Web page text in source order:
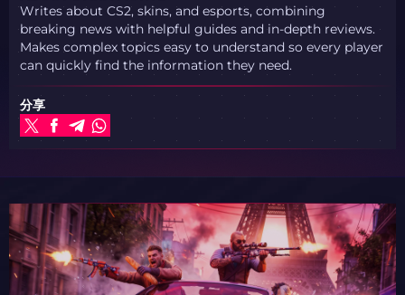
Writes about CS2, skins, and esports, combining
breaking news with helpful guides and in-depth reviews.
Makes complex topics easy to understand so every player
can quickly find the information they need.
分享